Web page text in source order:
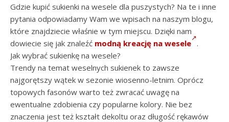
Gdzie kupić sukienki na wesele dla puszystych? Na te i inne
pytania odpowiadamy Wam we wpisach na naszym blogu,
które znajdziecie właśnie w tym miejscu. Dzięki nam
dowiecie się jak znaleźć modną kreację na wesele .
Jak wybrać sukienkę na wesele?
Trendy na temat weselnych sukienek to zawsze
najgorętszy wątek w sezonie wiosenno-letnim. Oprócz
topowych fasonów warto też zwracać uwagę na
ewentualne zdobienia czy popularne kolory. Nie bez
znaczenia jest też kształt dekoltu oraz długość rękawów